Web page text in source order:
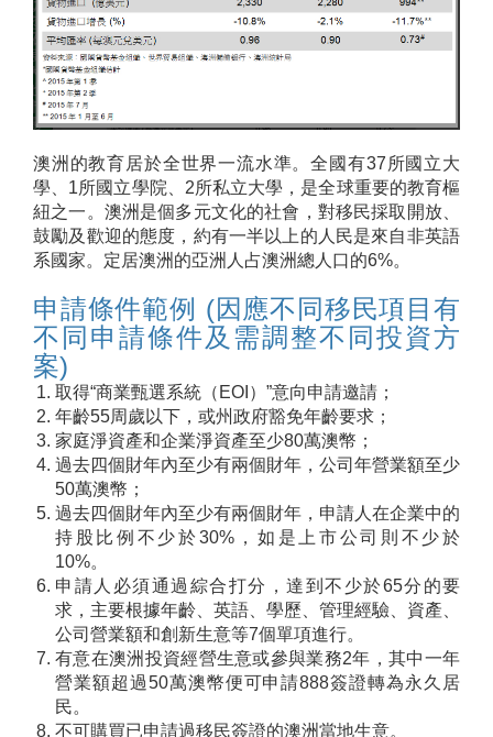
澳洲的教育居於全世界一流水準。全國有37所國立大
學、1所國立學院、2所私立大學，是全球重要的教育樞
紐之一。澳洲是個多元文化的社會，對移民採取開放、
鼓勵及歡迎的態度，約有一半以上的人民是來自非英語
系國家。定居澳洲的亞洲人占澳洲總人口的6%。
申請條件範例 (因應不同移民項目有
不同申請條件及需調整不同投資方
案)
取得“商業甄選系統（EOI）”意向申請邀請；
年齡55周歲以下，或州政府豁免年齡要求；
家庭淨資產和企業淨資產至少80萬澳幣；
過去四個財年內至少有兩個財年，公司年營業額至少
50萬澳幣；
過去四個財年內至少有兩個財年，申請人在企業中的
持股比例不少於30%，如是上市公司則不少於
10%。
申請人必須通過綜合打分，達到不少於65分的要
求，主要根據年齡、英語、學歷、管理經驗、資產、
公司營業額和創新生意等7個單項進行。
有意在澳洲投資經營生意或參與業務2年，其中一年
營業額超過50萬澳幣便可申請888簽證轉為永久居
民。
不可購買已申請過移民簽證的澳洲當地生意。